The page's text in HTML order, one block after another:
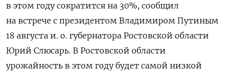
в этом году сократится на 30%, сообщил
на встрече с президентом Владимиром Путиным
18 августа и. о. губернатора Ростовской области
Юрий Слюсарь. В Ростовской области
урожайность в этом году будет самой низкой